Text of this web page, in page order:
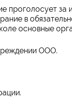
проголосует за
в
основные
ООО.